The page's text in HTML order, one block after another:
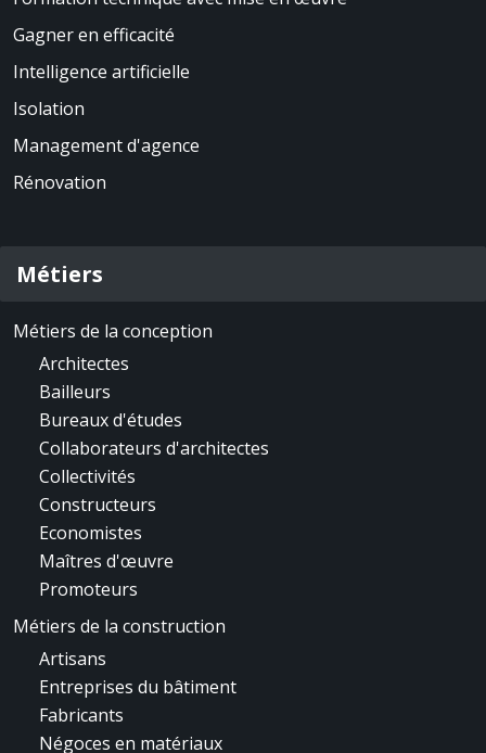
Gagner en efficacité
Intelligence artificielle
Isolation
Management d'agence
Rénovation
Métiers
Métiers de la conception
Architectes
Bailleurs
Bureaux d'études
Collaborateurs d'architectes
Collectivités
Constructeurs
Economistes
Maîtres d'œuvre
Promoteurs
Métiers de la construction
Artisans
Entreprises du bâtiment
Fabricants
Négoces en matériaux